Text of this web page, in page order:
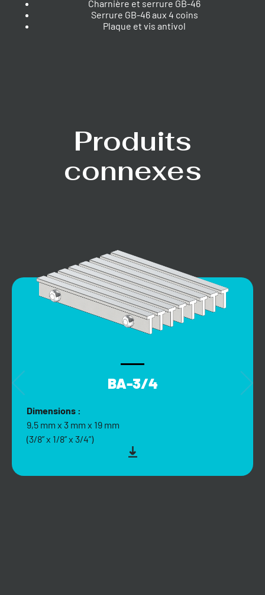
Charnière et serrure GB-46
Serrure GB-46 aux 4 coins
Plaque et vis antivol
Produits
connexes
BA-3/4
Dimensions :
9,5 mm x 3 mm x 19 mm
(3/8” x 1/8” x 3/4”)